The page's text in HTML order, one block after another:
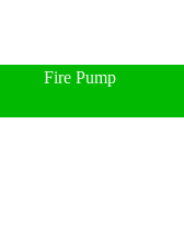
Fire Pump